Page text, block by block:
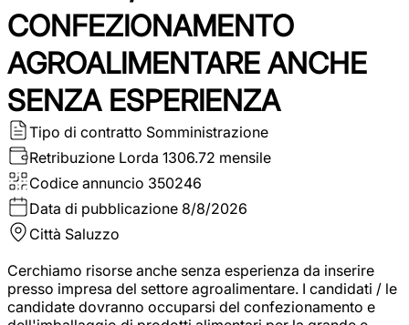
CONFEZIONAMENTO
AGROALIMENTARE ANCHE
SENZA ESPERIENZA
Tipo di contratto Somministrazione
Retribuzione Lorda 1306.72 mensile
Codice annuncio 350246
Data di pubblicazione 8/8/2026
Città Saluzzo
Cerchiamo risorse anche senza esperienza da inserire
presso impresa del settore agroalimentare. I candidati / le
candidate dovranno occuparsi del confezionamento e